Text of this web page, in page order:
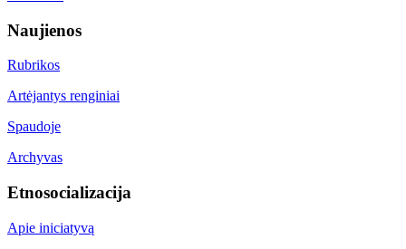
Naujienos
Rubrikos
Artėjantys renginiai
Spaudoje
Archyvas
Etnosocializacija
Apie iniciatyvą